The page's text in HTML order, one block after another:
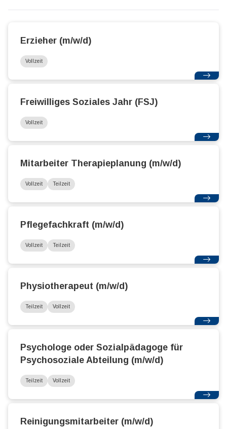
Erzieher (m/w/d)
Vollzeit
Freiwilliges Soziales Jahr (FSJ)
Vollzeit
Mitarbeiter Therapieplanung (m/w/d)
Vollzeit Teilzeit
Pflegefachkraft (m/w/d)
Vollzeit Teilzeit
Physiotherapeut (m/w/d)
Teilzeit Vollzeit
Psychologe oder Sozialpädagoge für
Psychosoziale Abteilung (m/w/d)
Teilzeit Vollzeit
Reinigungsmitarbeiter (m/w/d)